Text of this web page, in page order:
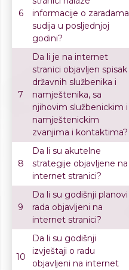
6
informacije o zaradama
sudija u posljednjoj
godini?
7
Da li je na internet
stranici objavljen spisak
državnih službenika i
namještenika, sa
njihovim službenickim i
namještenickim
zvanjima i kontaktima?
8
Da li su akutelne
strategije objavljene na
internet stranici?
9
Da li su godišnji planovi
rada objavljeni na
internet stranici?
10
Da li su godišnji
izvještaji o radu
objavljeni na internet